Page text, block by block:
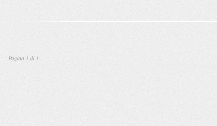
Pagina 1 di 1